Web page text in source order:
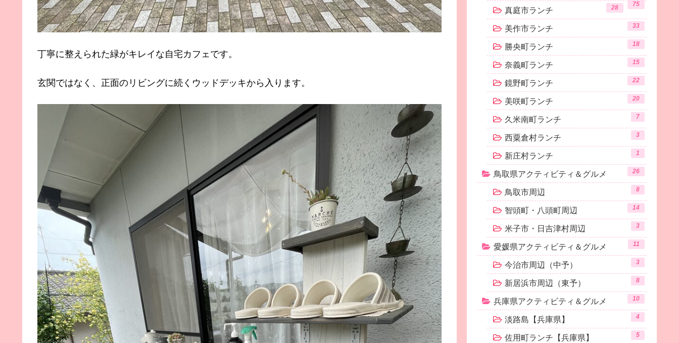
丁寧に整えられた緑がキレイな自宅カフェです。
玄関ではなく、正面のリビングに続くウッドデッキから入ります。
75
真庭市ランチ 28
美作市ランチ 33
勝央町ランチ 18
奈義町ランチ 15
鏡野町ランチ 22
美咲町ランチ 20
久米南町ランチ 7
西粟倉村ランチ 3
新庄村ランチ 1
鳥取県アクティビティ＆グルメ 26
鳥取市周辺 8
智頭町・八頭町周辺 14
米子市・日吉津村周辺 3
愛媛県アクティビティ＆グルメ 11
今治市周辺（中予） 3
新居浜市周辺（東予） 8
兵庫県アクティビティ＆グルメ 10
淡路島【兵庫県】 4
佐用町ランチ【兵庫県】 5